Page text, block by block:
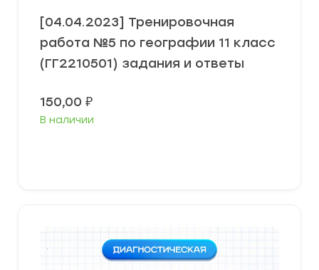
[04.04.2023] Тренировочная
работа №5 по географии 11 класс
(ГГ2210501) задания и ответы
150,00 ₽
В наличии